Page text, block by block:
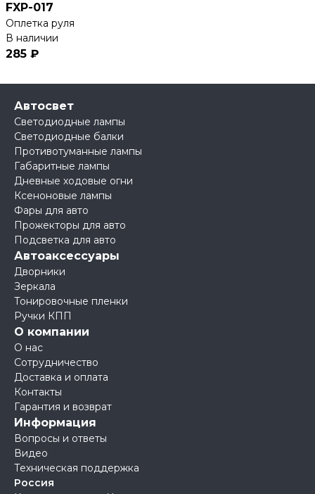
FXP-017
Оплетка руля
В наличии
285 ₽
Автосвет
Светодиодные лампы
Светодиодные балки
Противотуманные лампы
Габаритные лампы
Дневные ходовые огни
Ксеноновые лампы
Фары для авто
Прожекторы для авто
Подсветка для авто
Автоаксессуары
Дворники
Зеркала
Тонировочные пленки
Ручки КПП
О компании
О нас
Сотрудничество
Доставка и оплата
Контакты
Гарантия и возврат
Информация
Вопросы и ответы
Видео
Техническая поддержка
Россия